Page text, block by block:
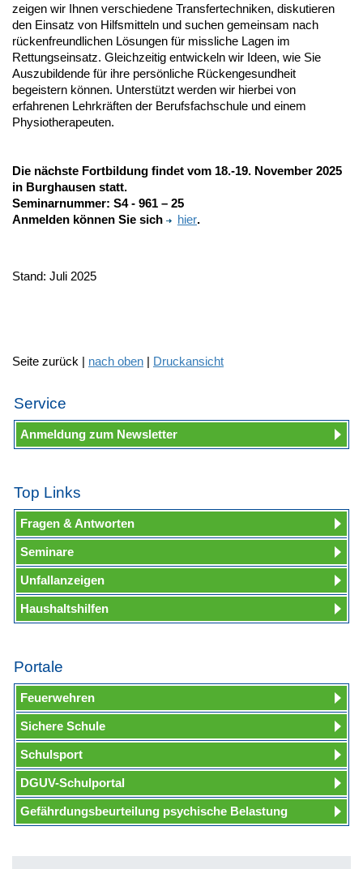
zeigen wir Ihnen verschiedene Transfertechniken, diskutieren
den Einsatz von Hilfsmitteln und suchen gemeinsam nach
rückenfreundlichen Lösungen für missliche Lagen im
Rettungseinsatz. Gleichzeitig entwickeln wir Ideen, wie Sie
Auszubildende für ihre persönliche Rückengesundheit
begeistern können. Unterstützt werden wir hierbei von
erfahrenen Lehrkräften der Berufsfachschule und einem
Physiotherapeuten.
Die nächste Fortbildung findet vom 18.-19. November 2025
in Burghausen statt.
Seminarnummer: S4 - 961 – 25
Anmelden können Sie sich
hier.
Stand: Juli 2025
Seite zurück | nach oben | Druckansicht
Service
Anmeldung zum Newsletter
Top Links
Fragen & Antworten
Seminare
Unfallanzeigen
Haushaltshilfen
Portale
Feuerwehren
Sichere Schule
Schulsport
DGUV-Schulportal
Gefährdungsbeurteilung psychische Belastung